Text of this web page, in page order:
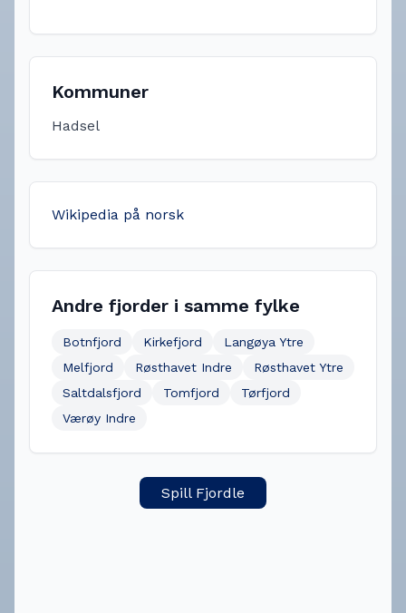
Kommuner
Hadsel
Wikipedia på norsk
Andre fjorder i samme fylke
Botnfjord Kirkefjord
Langøya Ytre
Melfjord
Røsthavet Indre
Røsthavet Ytre
Saltdalsfjord
Tomfjord
Tørfjord
Værøy Indre
Spill Fjordle